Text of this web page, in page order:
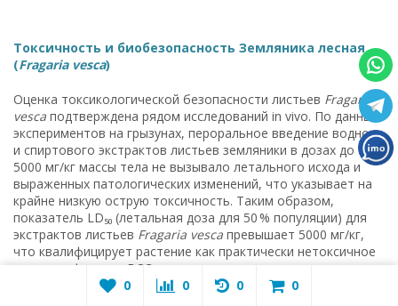
Токсичность и биобезопасность Земляника лесная
(Fragaria vesca)
Оценка токсикологической безопасности листьев Fragaria
vesca подтверждена рядом исследований in vivo. По данным
экспериментов на грызунах, пероральное введение водного
и спиртового экстрактов листьев земляники в дозах до
5000 мг/кг массы тела не вызывало летального исхода и
выраженных патологических изменений, что указывает на
крайне низкую острую токсичность. Таким образом,
показатель LD₅₀ (летальная доза для 50 % популяции) для
экстрактов листьев Fragaria vesca превышает 5000 мг/кг,
что квалифицирует растение как практически нетоксичное
по классификации ВОЗ.
0 0 0 0